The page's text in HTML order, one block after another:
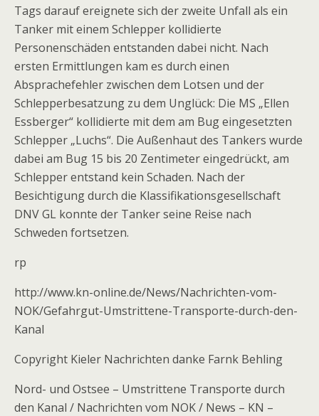
Tags darauf ereignete sich der zweite Unfall als ein
Tanker mit einem Schlepper kollidierte
Personenschäden entstanden dabei nicht. Nach
ersten Ermittlungen kam es durch einen
Absprachefehler zwischen dem Lotsen und der
Schlepperbesatzung zu dem Unglück: Die MS „Ellen
Essberger“ kollidierte mit dem am Bug eingesetzten
Schlepper „Luchs“. Die Außenhaut des Tankers wurde
dabei am Bug 15 bis 20 Zentimeter eingedrückt, am
Schlepper entstand kein Schaden. Nach der
Besichtigung durch die Klassifikationsgesellschaft
DNV GL konnte der Tanker seine Reise nach
Schweden fortsetzen.
rp
http://www.kn-online.de/News/Nachrichten-vom-
NOK/Gefahrgut-Umstrittene-Transporte-durch-den-
Kanal
Copyright Kieler Nachrichten danke Farnk Behling
Nord- und Ostsee – Umstrittene Transporte durch
den Kanal / Nachrichten vom NOK / News – KN –